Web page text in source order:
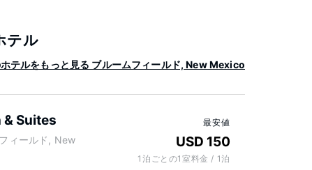
テル
テルをもっと見る ブルームフィールド, New Mexico
Suites
ィールド, New
最安値
USD 150
1泊ごとの1室料金 / 1泊